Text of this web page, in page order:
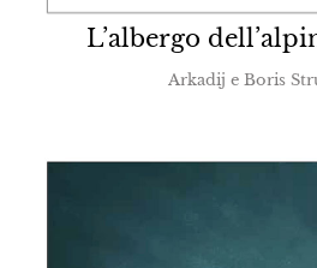
L’albergo
Arkadij e Boris